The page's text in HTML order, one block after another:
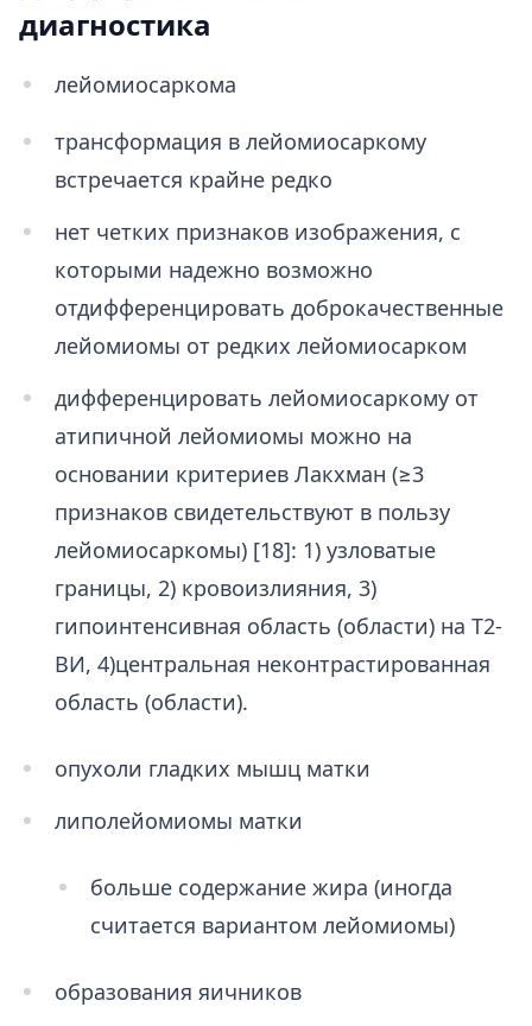
диагностика
лейомиосаркома
трансформация в лейомиосаркому
встречается крайне редко
нет четких признаков изображения, с
которыми надежно возможно
отдифференцировать доброкачественные
лейомиомы от редких лейомиосарком
дифференцировать лейомиосаркому от
атипичной лейомиомы можно на
основании критериев Лакхман (≥3
признаков свидетельствуют в пользу
лейомиосаркомы) [18]: 1) узловатые
границы, 2) кровоизлияния, 3)
гипоинтенсивная область (области) на Т2-
ВИ, 4)центральная неконтрастированная
область (области).
опухоли гладких мышц матки
липолейомиомы матки
больше содержание жира (иногда
считается вариантом лейомиомы)
образования яичников